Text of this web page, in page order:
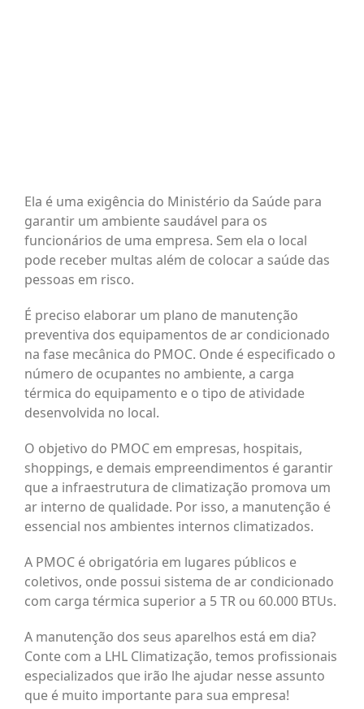
Ela é uma exigência do Ministério da Saúde para
garantir um ambiente saudável para os
funcionários de uma empresa. Sem ela o local
pode receber multas além de colocar a saúde das
pessoas em risco.
É preciso elaborar um plano de manutenção
preventiva dos equipamentos de ar condicionado
na fase mecânica do PMOC. Onde é especificado o
número de ocupantes no ambiente, a carga
térmica do equipamento e o tipo de atividade
desenvolvida no local.
O objetivo do PMOC em empresas, hospitais,
shoppings, e demais empreendimentos é garantir
que a infraestrutura de climatização promova um
ar interno de qualidade. Por isso, a manutenção é
essencial nos ambientes internos climatizados.
A PMOC é obrigatória em lugares públicos e
coletivos, onde possui sistema de ar condicionado
com carga térmica superior a 5 TR ou 60.000 BTUs.
A manutenção dos seus aparelhos está em dia?
Conte com a LHL Climatização, temos profissionais
especializados que irão lhe ajudar nesse assunto
que é muito importante para sua empresa!